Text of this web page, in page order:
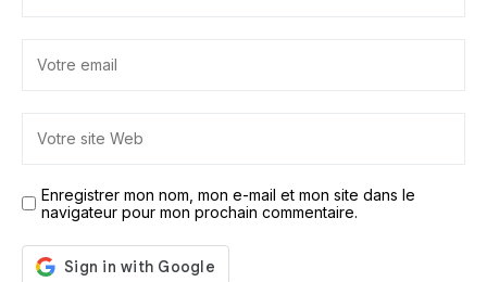
Enregistrer mon nom, mon e-mail et mon site dans le
navigateur pour mon prochain commentaire.